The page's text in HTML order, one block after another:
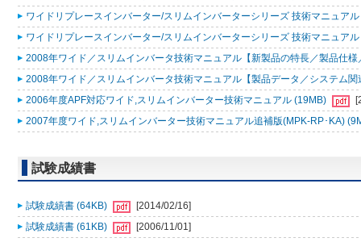
ワイドリプレースインバーター/スリムインバーターシリーズ 技術マニュア
ワイドリプレースインバーター/スリムインバーターシリーズ 技術マニュア
2008年ワイド／スリムインバータ技術マニュアル【新製品の特長／製品仕
2008年ワイド／スリムインバータ技術マニュアル【製品データ／システム
2006年度APF対応ワイド,スリムインバーター技術マニュアル (19MB)
2007年度ワイド,スリムインバーター技術マニュアル追補版(MPK-RP･KA)
試験成績書
試験成績書 (64KB)
[2014/02/16]
試験成績書 (61KB)
[2006/11/01]